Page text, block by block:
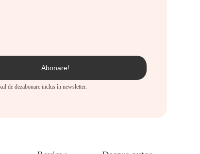
de dezabonare inclus în newsletter.